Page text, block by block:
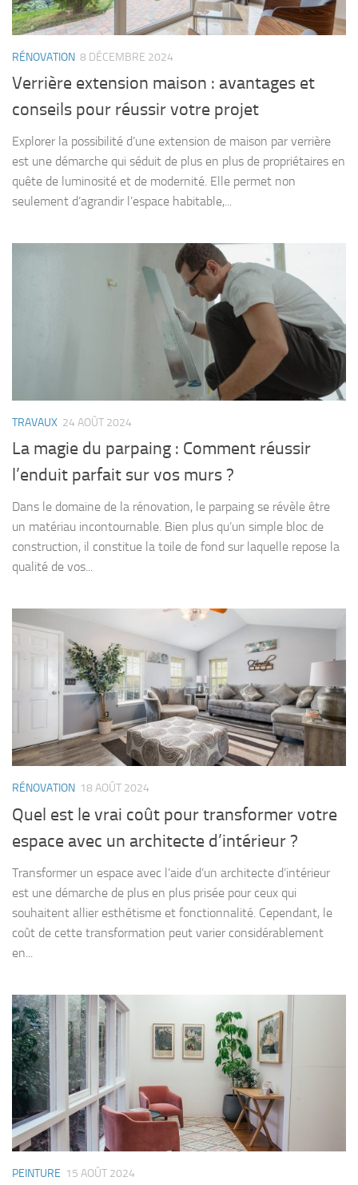
RÉNOVATION 8 DÉCEMBRE 2024
Verrière extension maison : avantages et
conseils pour réussir votre projet
Explorer la possibilité d’une extension de maison par verrière
est une démarche qui séduit de plus en plus de propriétaires en
quête de luminosité et de modernité. Elle permet non
seulement d’agrandir l’espace habitable,...
TRAVAUX 24 AOÛT 2024
La magie du parpaing : Comment réussir
l’enduit parfait sur vos murs ?
Dans le domaine de la rénovation, le parpaing se révèle être
un matériau incontournable. Bien plus qu’un simple bloc de
construction, il constitue la toile de fond sur laquelle repose la
qualité de vos...
RÉNOVATION 18 AOÛT 2024
Quel est le vrai coût pour transformer votre
espace avec un architecte d’intérieur ?
Transformer un espace avec l’aide d’un architecte d’intérieur
est une démarche de plus en plus prisée pour ceux qui
souhaitent allier esthétisme et fonctionnalité. Cependant, le
coût de cette transformation peut varier considérablement
en...
PEINTURE 15 AOÛT 2024